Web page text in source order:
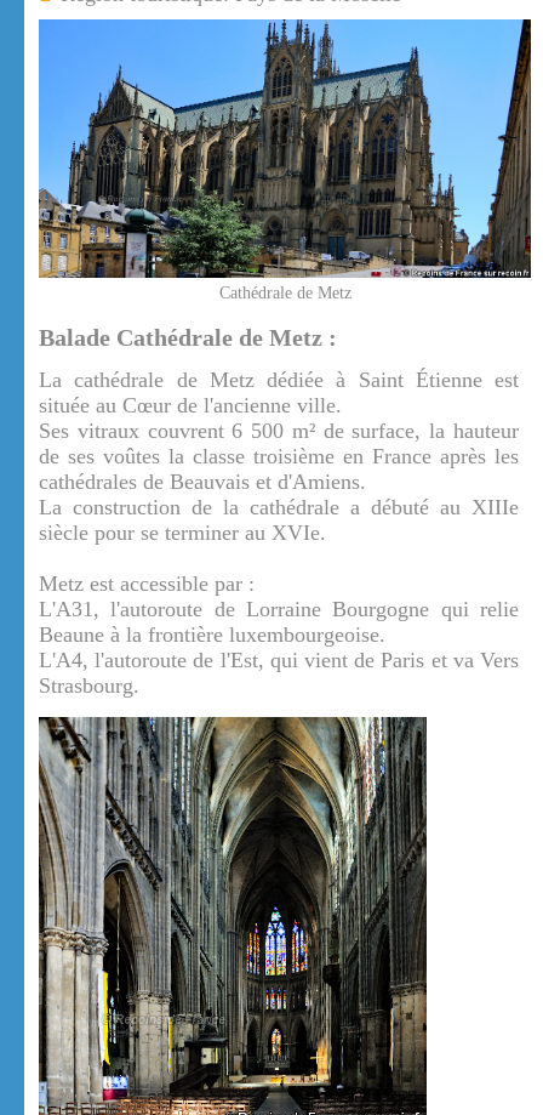
Cathédrale de Metz
Balade Cathédrale de Metz :
La cathédrale de Metz dédiée à Saint Étienne est
située au Cœur de l'ancienne ville.
Ses vitraux couvrent 6 500 m² de surface, la hauteur
de ses voûtes la classe troisième en France après les
cathédrales de Beauvais et d'Amiens.
La construction de la cathédrale a débuté au XIIIe
siècle pour se terminer au XVIe.
Metz est accessible par :
L'A31, l'autoroute de Lorraine Bourgogne qui relie
Beaune à la frontière luxembourgeoise.
L'A4, l'autoroute de l'Est, qui vient de Paris et va Vers
Strasbourg.